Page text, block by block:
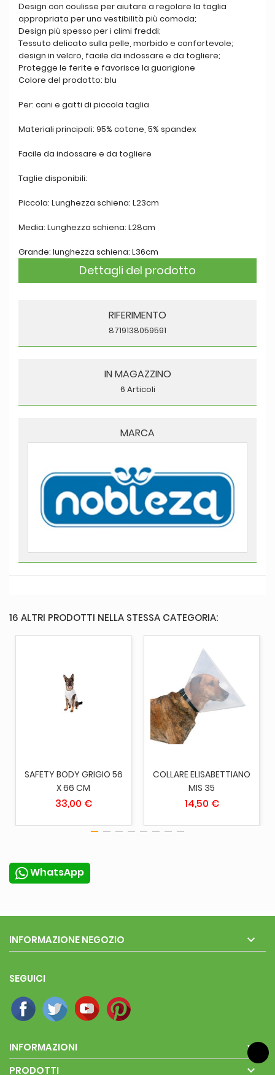
Design con coulisse per aiutare a regolare la taglia
appropriata per una vestibilità più comoda;
Design più spesso per i climi freddi;
Tessuto delicato sulla pelle, morbido e confortevole;
design in velcro, facile da indossare e da togliere;
Protegge le ferite e favorisce la guarigione
Colore del prodotto: blu
Per: cani e gatti di piccola taglia
Materiali principali: 95% cotone, 5% spandex
Facile da indossare e da togliere
Taglie disponibili:
Piccola: Lunghezza schiena: L23cm
Media: Lunghezza schiena: L28cm
Grande: lunghezza schiena: L36cm
Dettagli del prodotto
RIFERIMENTO
8719138059591
IN MAGAZZINO
6 Articoli
MARCA
16 ALTRI PRODOTTI NELLA STESSA CATEGORIA:
SAFETY BODY GRIGIO 56
X 66 CM
33,00 €
COLLARE ELISABETTIANO
MIS 35
14,50 €
WhatsApp
INFORMAZIONE NEGOZIO 
SEGUICI
INFORMAZIONI 
PRODOTTI 